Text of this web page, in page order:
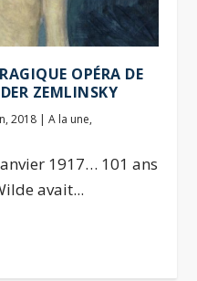
OPÉRA DE
ZEMLINSKY
2018 |A la une,
1917… 101 ans
avait...